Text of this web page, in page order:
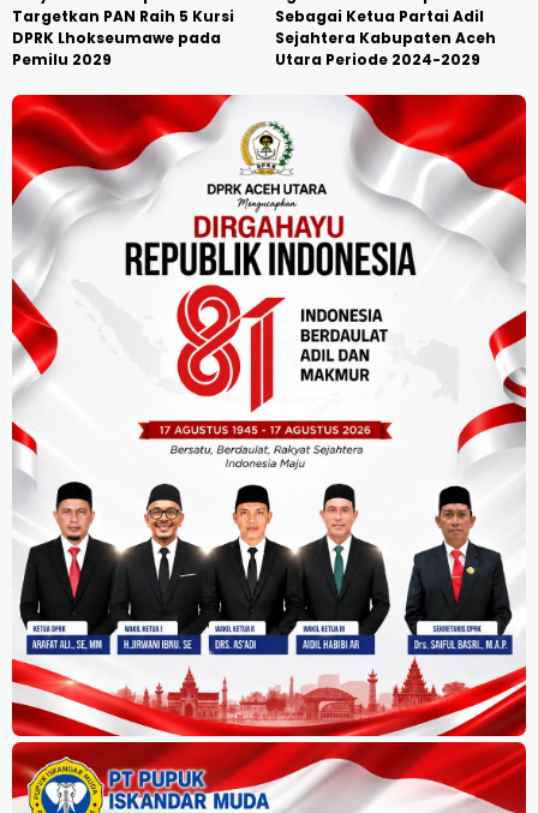
Targetkan PAN Raih 5 Kursi
DPRK Lhokseumawe pada
Pemilu 2029
Sebagai Ketua Partai Adil
Sejahtera Kabupaten Aceh
Utara Periode 2024-2029